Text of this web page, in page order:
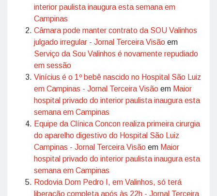
interior paulista inaugura esta semana em
Campinas
Câmara pode manter contrato da SOU Valinhos
julgado irregular - Jornal Terceira Visão em
Serviço da Sou Valinhos é novamente repudiado
em sessão
Vinícius é o 1º bebê nascido no Hospital São Luiz
em Campinas - Jornal Terceira Visão em Maior
hospital privado do interior paulista inaugura esta
semana em Campinas
Equipe da Clínica Concon realiza primeira cirurgia
do aparelho digestivo do Hospital São Luiz
Campinas - Jornal Terceira Visão em Maior
hospital privado do interior paulista inaugura esta
semana em Campinas
Rodovia Dom Pedro I, em Valinhos, só terá
liberação completa após às 22h - Jornal Terceira